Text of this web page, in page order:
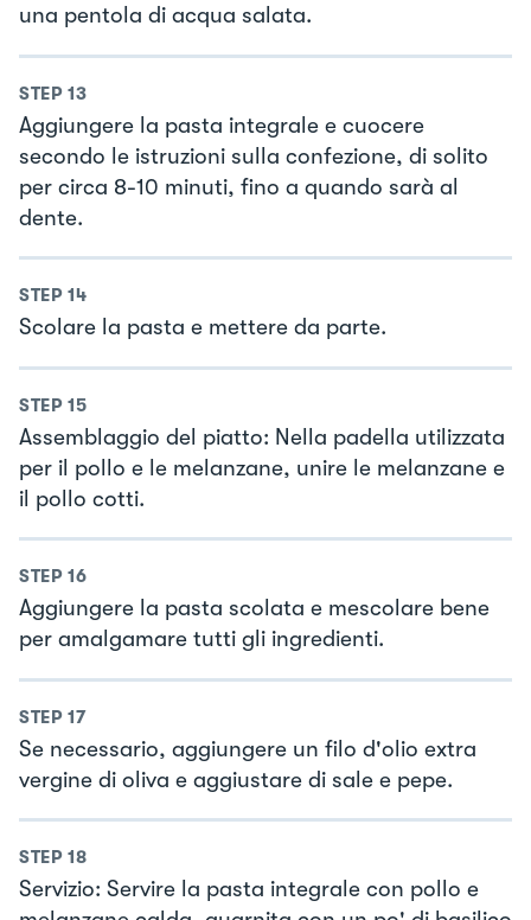
una pentola di acqua salata.
STEP 13
Aggiungere la pasta integrale e cuocere
secondo le istruzioni sulla confezione, di solito
per circa 8-10 minuti, fino a quando sarà al
dente.
STEP 14
Scolare la pasta e mettere da parte.
STEP 15
Assemblaggio del piatto: Nella padella utilizzata
per il pollo e le melanzane, unire le melanzane e
il pollo cotti.
STEP 16
Aggiungere la pasta scolata e mescolare bene
per amalgamare tutti gli ingredienti.
STEP 17
Se necessario, aggiungere un filo d'olio extra
vergine di oliva e aggiustare di sale e pepe.
STEP 18
Servizio: Servire la pasta integrale con pollo e